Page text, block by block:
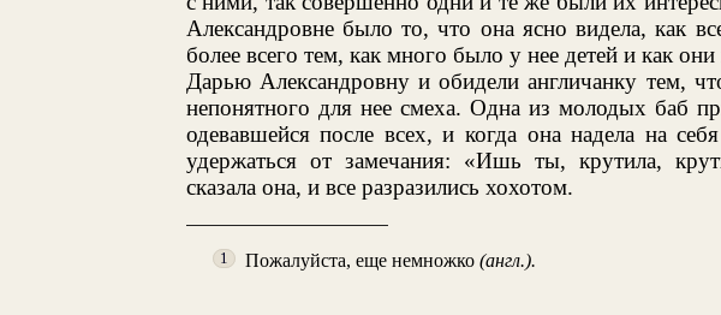
Александровне было то, что она ясно видела, как
более всего тем, как много было у нее детей и как
Дарью Александровну и обидели англичанку тем,
непонятного для нее смеха. Одна из молодых баб
одевавшейся после всех, и когда она надела на
удержаться от замечания: «Ишь ты, крутила,
сказала она, и все разразились хохотом.
1 Пожалуйста, еще немножко (англ.).